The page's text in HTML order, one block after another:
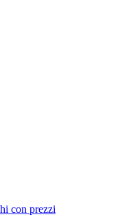
con prezzi